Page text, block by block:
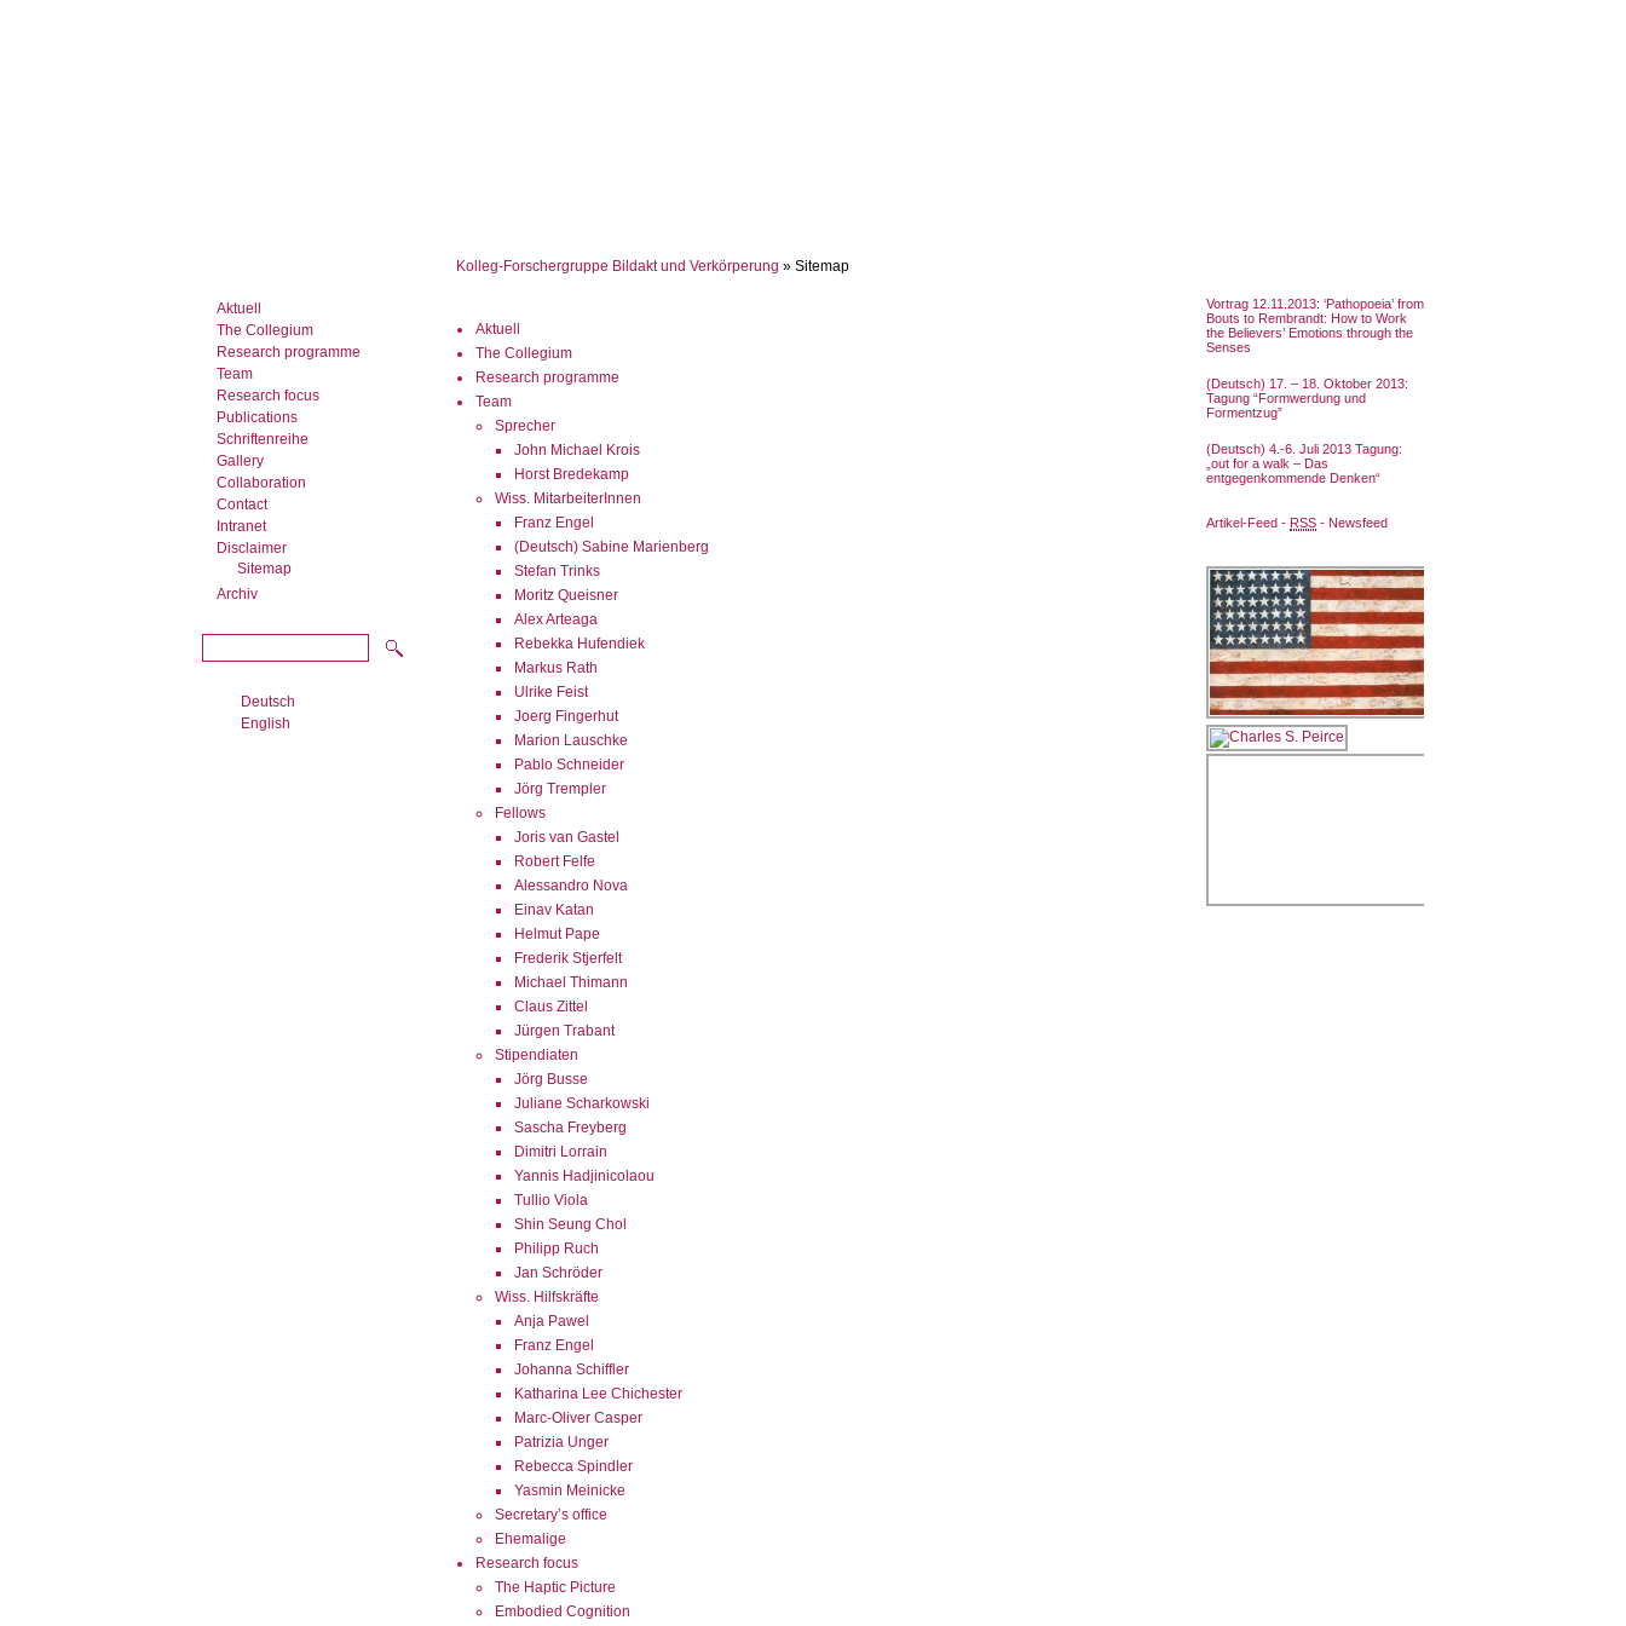
Aktuell
The Collegium
Research programme
Team
Research focus
Publications
Schriftenreihe
Gallery
Collaboration
Contact
Intranet
Disclaimer
Sitemap
Archiv
Deutsch
English
Kolleg-Forschergruppe Bildakt und Verkörperung » Sitemap
Aktuell
The Collegium
Research programme
Team
Sprecher
John Michael Krois
Horst Bredekamp
Wiss. MitarbeiterInnen
Franz Engel
(Deutsch) Sabine Marienberg
Stefan Trinks
Moritz Queisner
Alex Arteaga
Rebekka Hufendiek
Markus Rath
Ulrike Feist
Joerg Fingerhut
Marion Lauschke
Pablo Schneider
Jörg Trempler
Fellows
Joris van Gastel
Robert Felfe
Alessandro Nova
Einav Katan
Helmut Pape
Frederik Stjerfelt
Michael Thimann
Claus Zittel
Jürgen Trabant
Stipendiaten
Jörg Busse
Juliane Scharkowski
Sascha Freyberg
Dimitri Lorrain
Yannis Hadjinicolaou
Tullio Viola
Shin Seung Chol
Philipp Ruch
Jan Schröder
Wiss. Hilfskräfte
Anja Pawel
Franz Engel
Johanna Schiffler
Katharina Lee Chichester
Marc-Oliver Casper
Patrizia Unger
Rebecca Spindler
Yasmin Meinicke
Secretary’s office
Ehemalige
Research focus
The Haptic Picture
Embodied Cognition
Vortrag 12.11.2013: ‘Pathopoeia’ from
Bouts to Rembrandt: How to Work
the Believers’ Emotions through the
Senses
(Deutsch) 17. – 18. Oktober 2013:
Tagung “Formwerdung und
Formentzug”
(Deutsch) 4.-6. Juli 2013 Tagung:
„out for a walk – Das
entgegenkommende Denken“
Artikel-Feed - RSS - Newsfeed